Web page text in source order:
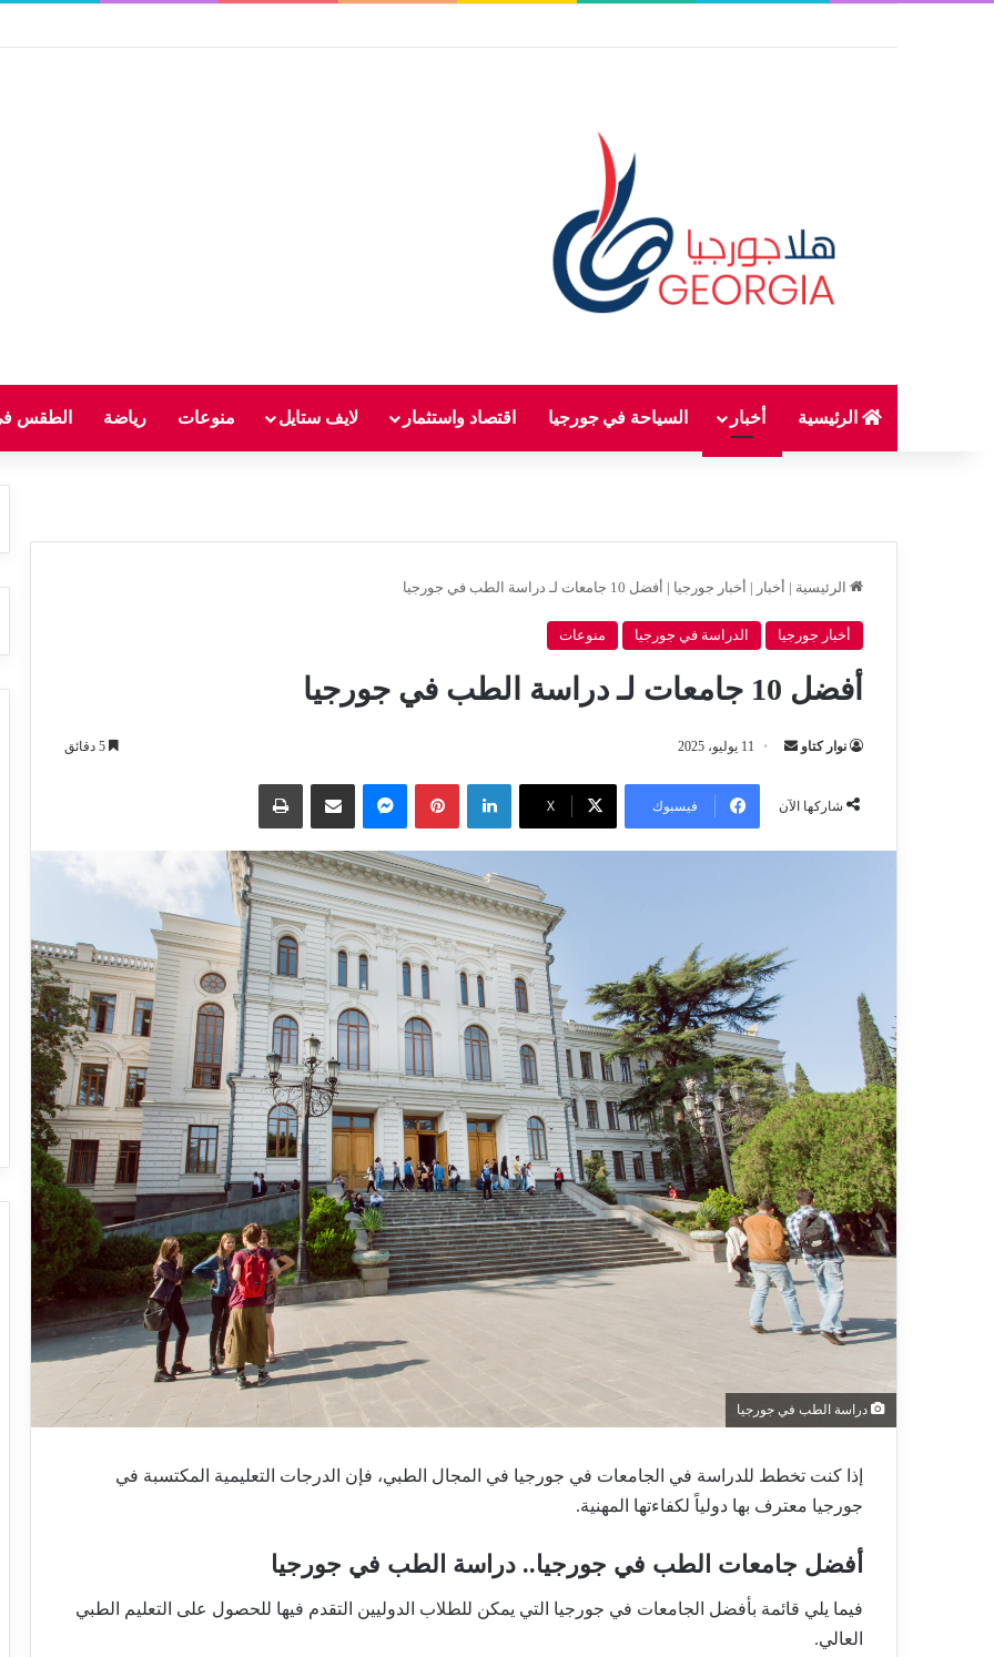
الرئيسية أخبار السياحة في جورجيا اقتصاد واستثمار لايف ستايل منوعات رياضة الطقس
الرئيسية | أخبار | أخبار جورجيا | أفضل 10 جامعات لـ دراسة الطب في جورجيا
أخبار جورجيا الدراسة في جورجيا منوعات
أفضل 10 جامعات لـ دراسة الطب في جورجيا
نوار كتاو
أرسل
إلكترونيا
11 يوليو، 2025
شاركها الآن فيسبوك ‫X
لينكدإن بينتيريستماسنجر مشاركة عبر البريد طباعة
دراسة الطب في جورجيا
إذا كنت تخطط للدراسة في الجامعات في جورجيا في المجال الطبي، فإن الدرجات التعليمية المكتسبة في
جورجيا معترف بها دولياً لكفاءتها المهنية.
أفضل جامعات الطب في جورجيا.. دراسة الطب في جورجيا
فيما يلي قائمة بأفضل الجامعات في جورجيا التي يمكن للطلاب الدوليين التقدم فيها للحصول على التعليم الطبي
العالي.